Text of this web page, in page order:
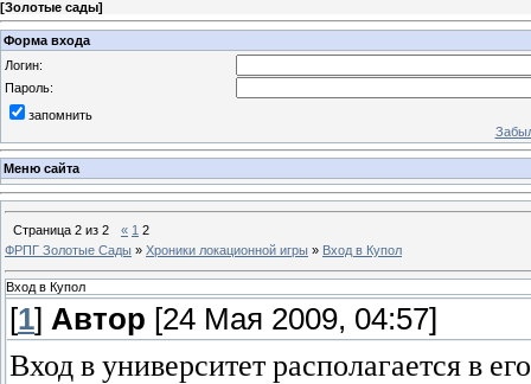
[Золотые сады]
Форма входа
Логин:
Пароль:
запомнить
Меню сайта
Страница 2 из 2 « 1 2
ФРПГ Золотые Сады » Хроники локационной игры » Вход в Купол
Вход в Купол
[1] Автор [24 Мая 2009, 04:57]
Вход в университет располагается в